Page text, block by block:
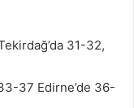
31-32,
37 Edirne’de 36-